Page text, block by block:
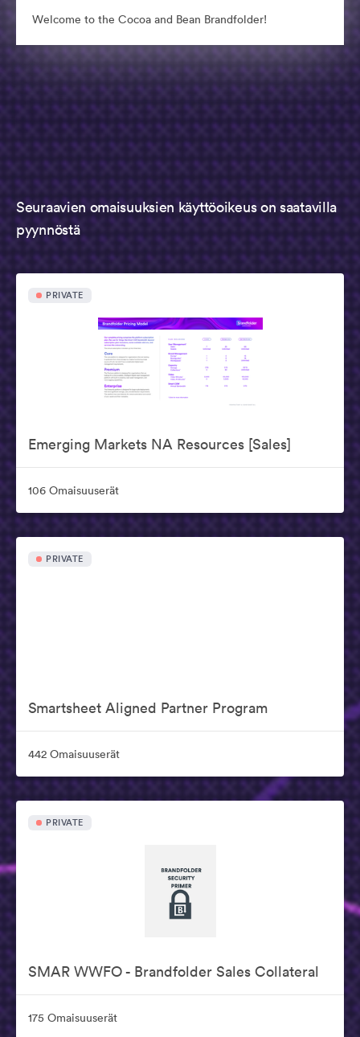
Welcome to the Cocoa and Bean Brandfolder!
Seuraavien omaisuuksien käyttöoikeus on saatavilla
pyynnöstä
PRIVATE
Emerging Markets NA Resources [Sales]
106 Omaisuuserät
PRIVATE
Smartsheet Aligned Partner Program
442 Omaisuuserät
PRIVATE
SMAR WWFO - Brandfolder Sales Collateral
175 Omaisuuserät